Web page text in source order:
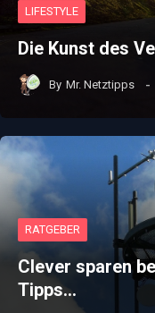
LIFESTYLE
Die Kunst des
By Mr. Netztipps
RATGEBER
Clever sparen
Tipps…